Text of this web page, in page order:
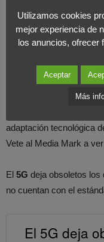
Fácil.Tendrás que
aquí no hay
hay margen de tiempo
En palabras el
adaptación tecnológica
Vete al Media Mark a
El 5G deja obsoletos los
no cuentan con el
El 5G deja
Utilizamos cookies
mejor experiencia de
los anuncios, ofrecer
Aceptar
Más